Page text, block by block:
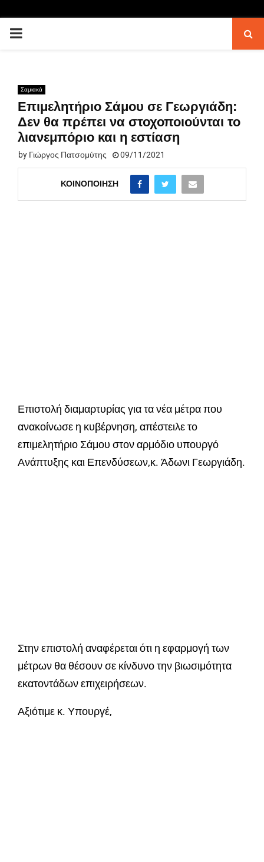
PRIMARY
Σαμιακά
Επιμελητήριο Σάμου σε Γεωργιάδη:
Δεν θα πρέπει να στοχοποιούνται το
λιανεμπόριο και η εστίαση
by Γιώργος Πατσομύτης 09/11/2021
ΚΟΙΝΟΠΟΊΗΣΗ
Επιστολή διαμαρτυρίας για τα νέα μέτρα που
ανακοίνωσε η κυβέρνηση, απέστειλε το
επιμελητήριο Σάμου στον αρμόδιο υπουργό
Ανάπτυξης και Επενδύσεων,κ. Άδωνι Γεωργιάδη.
Στην επιστολή αναφέρεται ότι η εφαρμογή των
μέτρων θα θέσουν σε κίνδυνο την βιωσιμότητα
εκατοντάδων επιχειρήσεων.
Αξιότιμε κ. Υπουργέ,